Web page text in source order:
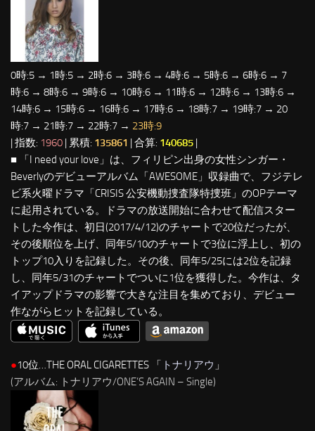
0時:5 → 1時:5 → 2時:6 → 3時:6 → 4時:6 → 5時:6 → 6時:6 → 7
時:6 → 8時:6 → 9時:6 → 10時:6 → 11時:6 → 12時:6 → 13時:6 →
14時:6 → 15時:6 → 16時:6 → 17時:6 → 18時:7 → 19時:7 → 20
時:7 → 21時:7 → 22時:7 → 23時:9
| 指数: 1960 | 累積: 135861 | 合算: 140685 |
■ 「I need your love」は、フィリピン出身の女性シンガー・
Beverlyのデビューアルバム「AWESOME」収録曲で、フジテレ
ビ系火曜ドラマ「CRISIS 公安機動捜査隊特捜班」のOPテーマ
に起用されている。ドラマの放送開始に合わせて配信スター
トした今作は、初日(2017/4/12)のチャートで20位だったが、
その後順位を上げ、同年5/10のチャートで3位に浮上し、初の
トップ10入りを記録した。その後、同年5/25には2位を記録
し、同年5/31のチャートでついに1位を獲得した。今作は、タ
イアップドラマの影響で大きな注目を集めており、デビュー
作ながらヒットを記録している。
●10位…THE ORAL CIGARETTES 「 トナリアウ 」
(アルバム: トナリアウ/ONE’S AGAIN – Single)